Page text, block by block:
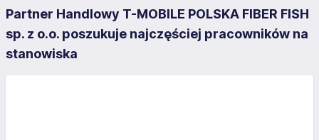
Partner Handlowy T-MOBILE POLSKA FIBER FISH
sp. z o.o. poszukuje najczęściej pracowników na
stanowiska